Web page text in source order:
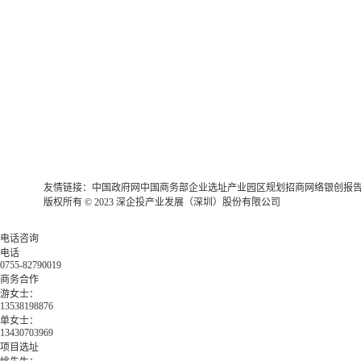
友情链接： 中国政府网 中国商务部企业选址产业园区规划 招商网络银创报
版权所有 © 2023 深企投产业发展（深圳）股份有限公司
电话咨询
电话
0755-82790019
商务合作
游女士：
13538198876
单女士：
13430703969
项目选址